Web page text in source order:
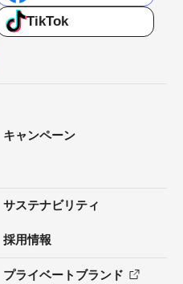
TikTok
キャンペーン
サステナビリティ
採用情報
プライベートブランド